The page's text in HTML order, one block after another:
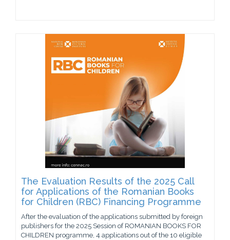
The Evaluation Results of the 2025 Call
for Applications of the Romanian Books
for Children (RBC) Financing Programme
After the evaluation of the applications submitted by foreign
publishers for the 2025 Session of ROMANIAN BOOKS FOR
CHILDREN programme, 4 applications out of the 10 eligible